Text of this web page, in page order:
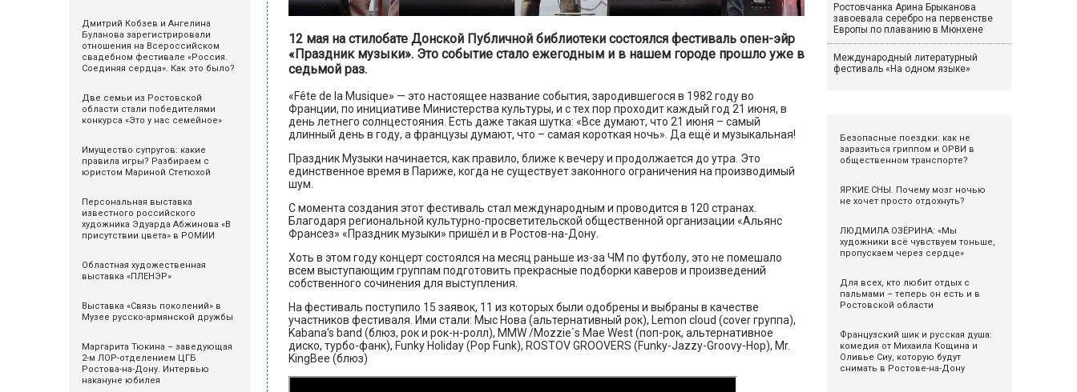
Дмитрий Кобзев и Ангелина
Буланова зарегистрировали
отношения на Всероссийском
свадебном фестивале «Россия.
Соединяя сердца». Как это было?
Две семьи из Ростовской
области стали победителями
конкурса «Это у нас семейное»
Имущество супругов: какие
правила игры? Разбираем с
юристом Мариной Стетюхой
Персональная выставка
известного российского
художника Эдуарда Абжинова «В
присутствии цвета» в РОМИИ
Областная художественная
выставка «ПЛЕНЭР»
Выставка «Связь поколений» в
Музее русско-армянской дружбы
Маргарита Тюкина – заведующая
2-м ЛОР-отделением ЦГБ
Ростова-на-Дону. Интервью
накануне юбилея
12 мая на стилобате Донской Публичной библиотеки состоялся фестиваль опен-эйр
«Праздник музыки». Это событие стало ежегодным и в нашем городе прошло уже в
седьмой раз.
«Fête de la Musique» — это настоящее название события, зародившегося в 1982 году во
Франции, по инициативе Министерства культуры, и с тех пор проходит каждый год 21 июня, в
день летнего солнцестояния. Есть даже такая шутка: «Все думают, что 21 июня – самый
длинный день в году, а французы думают, что – самая короткая ночь». Да ещё и музыкальная!
Праздник Музыки начинается, как правило, ближе к вечеру и продолжается до утра. Это
единственное время в Париже, когда не существует законного ограничения на производимый
шум.
С момента создания этот фестиваль стал международным и проводится в 120 странах.
Благодаря региональной культурно-просветительской общественной организации «Альянс
Франсез» «Праздник музыки» пришёл и в Ростов-на-Дону.
Хоть в этом году концерт состоялся на месяц раньше из-за ЧМ по футболу, это не помешало
всем выступающим группам подготовить прекрасные подборки каверов и произведений
собственного сочинения для выступления.
На фестиваль поступило 15 заявок, 11 из которых были одобрены и выбраны в качестве
участников фестиваля. Ими стали: Мыс Нова (альтернативный рок), Lemon cloud (cover группа),
Kabana's band (блюз, рок и рок-н-ролл), MMW /Mozzie`s Mae West (поп-рок, альтернативное
диско, турбо-фанк), Funky Holiday (Pop Funk), ROSTOV GROOVERS (Funky-Jazzy-Groovy-Hop), Mr.
KingBee (блюз)
Ростовчанка Арина Брыканова
завоевала серебро на первенстве
Европы по плаванию в Мюнхене
Международный литературный
фестиваль «На одном языке»
Безопасные поездки: как не
заразиться гриппом и ОРВИ в
общественном транспорте?
ЯРКИЕ СНЫ. Почему мозг ночью
не хочет просто отдохнуть?
ЛЮДМИЛА ОЗЁРИНА: «Мы
художники всё чувствуем тоньше,
пропускаем через сердце»
Для всех, кто любит отдых с
пальмами – теперь он есть и в
Ростовской области
Французский шик и русская душа:
комедия от Михаила Кощина и
Оливье Сиу, которую будут
снимать в Ростове-на-Дону